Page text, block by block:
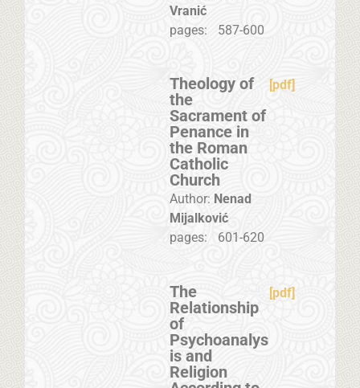
Vranić
pages:
587-600
Theology of
the
Sacrament of
Penance in
the Roman
Catholic
Church
[pdf]
Author: Nenad
Mijalković
pages:
601-620
The
Relationship
of
Psychoanalys
is and
Religion
[pdf]